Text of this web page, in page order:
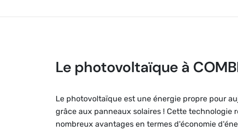
Le photovoltaïque à
Le photovoltaïque est une énergie propre pour
grâce aux panneaux solaires ! Cette
nombreux avantages en termes d'économie